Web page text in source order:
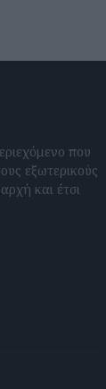
που
εξωτερικούς
και έτσι